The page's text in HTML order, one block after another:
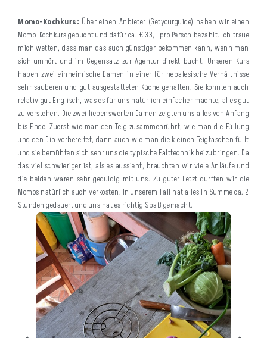
Momo-Kochkurs: Über einen Anbieter (Getyourguide) haben wir einen
Momo-Kochkurs gebucht und dafür ca. € 33,- pro Person bezahlt. Ich traue
mich wetten, dass man das auch günstiger bekommen kann, wenn man
sich umhört und im Gegensatz zur Agentur direkt bucht. Unseren Kurs
haben zwei einheimische Damen in einer für nepalesische Verhältnisse
sehr sauberen und gut ausgestatteten Küche gehalten. Sie konnten auch
relativ gut Englisch, was es für uns natürlich einfacher machte, alles gut
zu verstehen. Die zwei liebenswerten Damen zeigten uns alles von Anfang
bis Ende. Zuerst wie man den Teig zusammenrührt, wie man die Füllung
und den Dip vorbereitet, dann auch wie man die kleinen Teigtaschen füllt
und sie bemühten sich sehr uns die typische Falttechnik beizubringen. Da
das viel schwieriger ist, als es aussieht, brauchten wir viele Anläufe und
die beiden waren sehr geduldig mit uns. Zu guter Letzt durften wir die
Momos natürlich auch verkosten. In unserem Fall hat alles in Summe ca. 2
Stunden gedauert und uns hat es richtig Spaß gemacht.